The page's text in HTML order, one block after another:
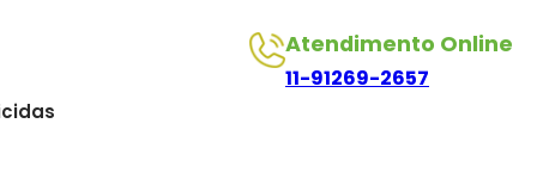
Atendimento Online
11-91269-2657